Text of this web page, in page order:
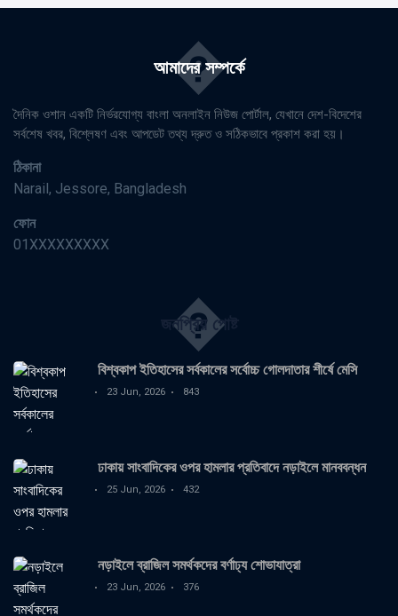
আমাদের সম্পর্কে
�
দৈনিক ওশান একটি নির্ভরযোগ্য বাংলা অনলাইন নিউজ পোর্টাল, যেখানে দেশ-বিদেশের
সর্বশেষ খবর, বিশ্লেষণ এবং আপডেট তথ্য দ্রুত ও সঠিকভাবে প্রকাশ করা হয়।
ঠিকানা
Narail, Jessore, Bangladesh
ফোন
01XXXXXXXXX
জনপ্রিয় পোষ্ট
�
বিশ্বকাপ ইতিহাসের সর্বকালের সর্বোচ্চ গোলদাতার শীর্ষে মেসি
23 Jun, 2026 843
ঢাকায় সাংবাদিকের ওপর হামলার প্রতিবাদে নড়াইলে মানববন্ধন
25 Jun, 2026 432
নড়াইলে ব্রাজিল সমর্থকদের বর্ণাঢ্য শোভাযাত্রা
23 Jun, 2026 376